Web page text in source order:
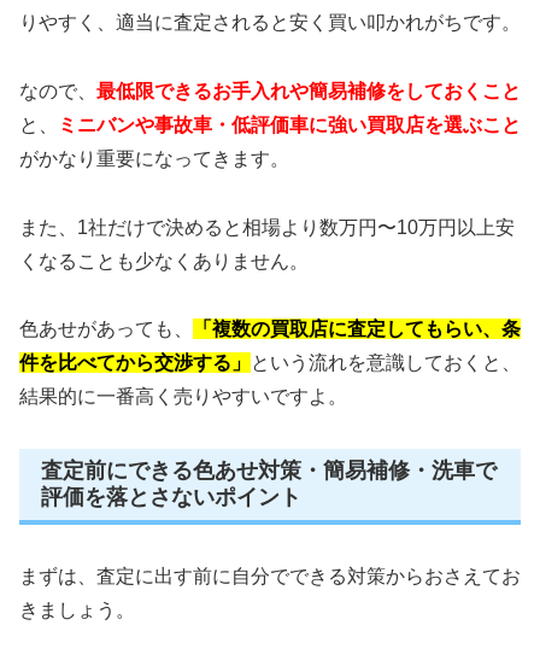
りやすく、適当に査定されると安く買い叩かれがちです。
なので、 最低限できるお手入れや簡易補修をしておくこと
と、
ミニバンや事故車・低評価車に強い買取店を選ぶこと
がかなり重要になってきます。
また、1社だけで決めると相場より数万円〜10万円以上安
くなることも少なくありません。
色あせがあっても、
「複数の買取店に査定してもらい、条
件を比べてから交渉する」 という流れを意識しておくと、
結果的に一番高く売りやすいですよ。
査定前にできる色あせ対策・簡易補修・洗車で
評価を落とさないポイント
まずは、査定に出す前に自分でできる対策からおさえてお
きましょう。